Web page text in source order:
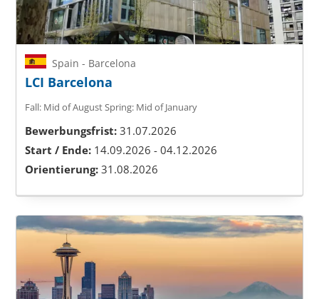
Spain - Barcelona
LCI Barcelona
Fall: Mid of AugustSpring: Mid of January
Bewerbungsfrist: 31.07.2026
Start / Ende: 14.09.2026 - 04.12.2026
Orientierung: 31.08.2026